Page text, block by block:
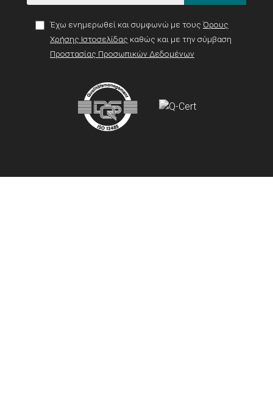
Έχω ενημερωθεί και συμφωνώ με τους Όρους
Χρήσης Ιστοσελίδας καθώς και με την σύμβαση
Προστασίας Προσωπικών Δεδομένων